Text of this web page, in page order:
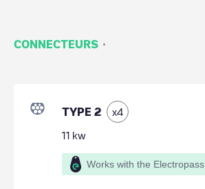
CONNECTEURS ·
TYPE 2 x4
11 kw
Works with the Electropass